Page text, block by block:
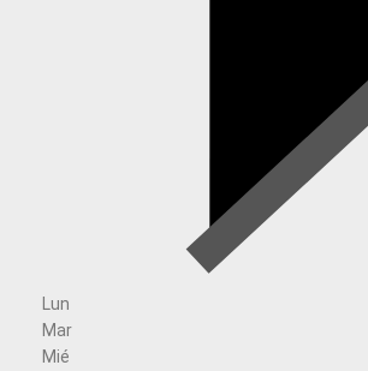
Lun
Mar
Mié